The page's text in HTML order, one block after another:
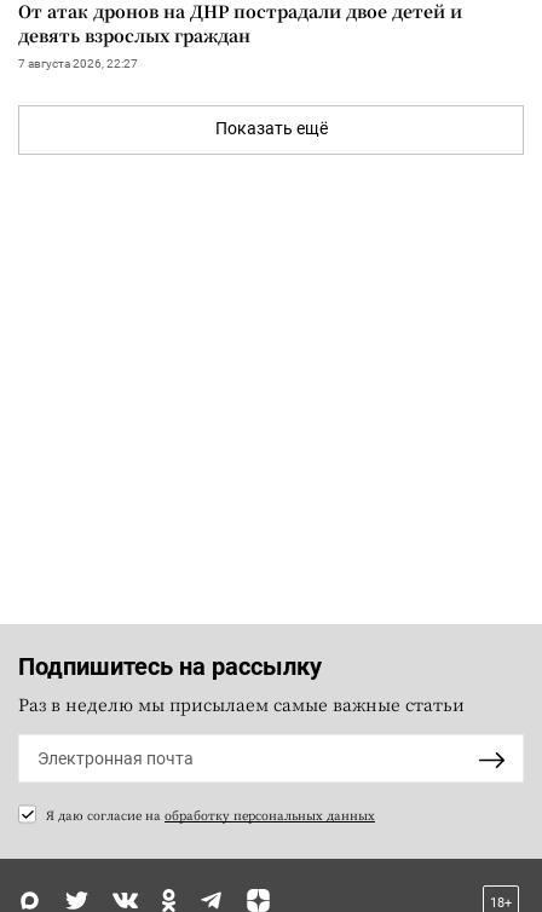
От атак дронов на ДНР пострадали двое детей и
девять взрослых граждан
7 августа 2026, 22:27
Показать ещё
Подпишитесь на рассылку
Раз в неделю мы присылаем самые важные статьи
Я даю согласие на обработку персональных данных
18+